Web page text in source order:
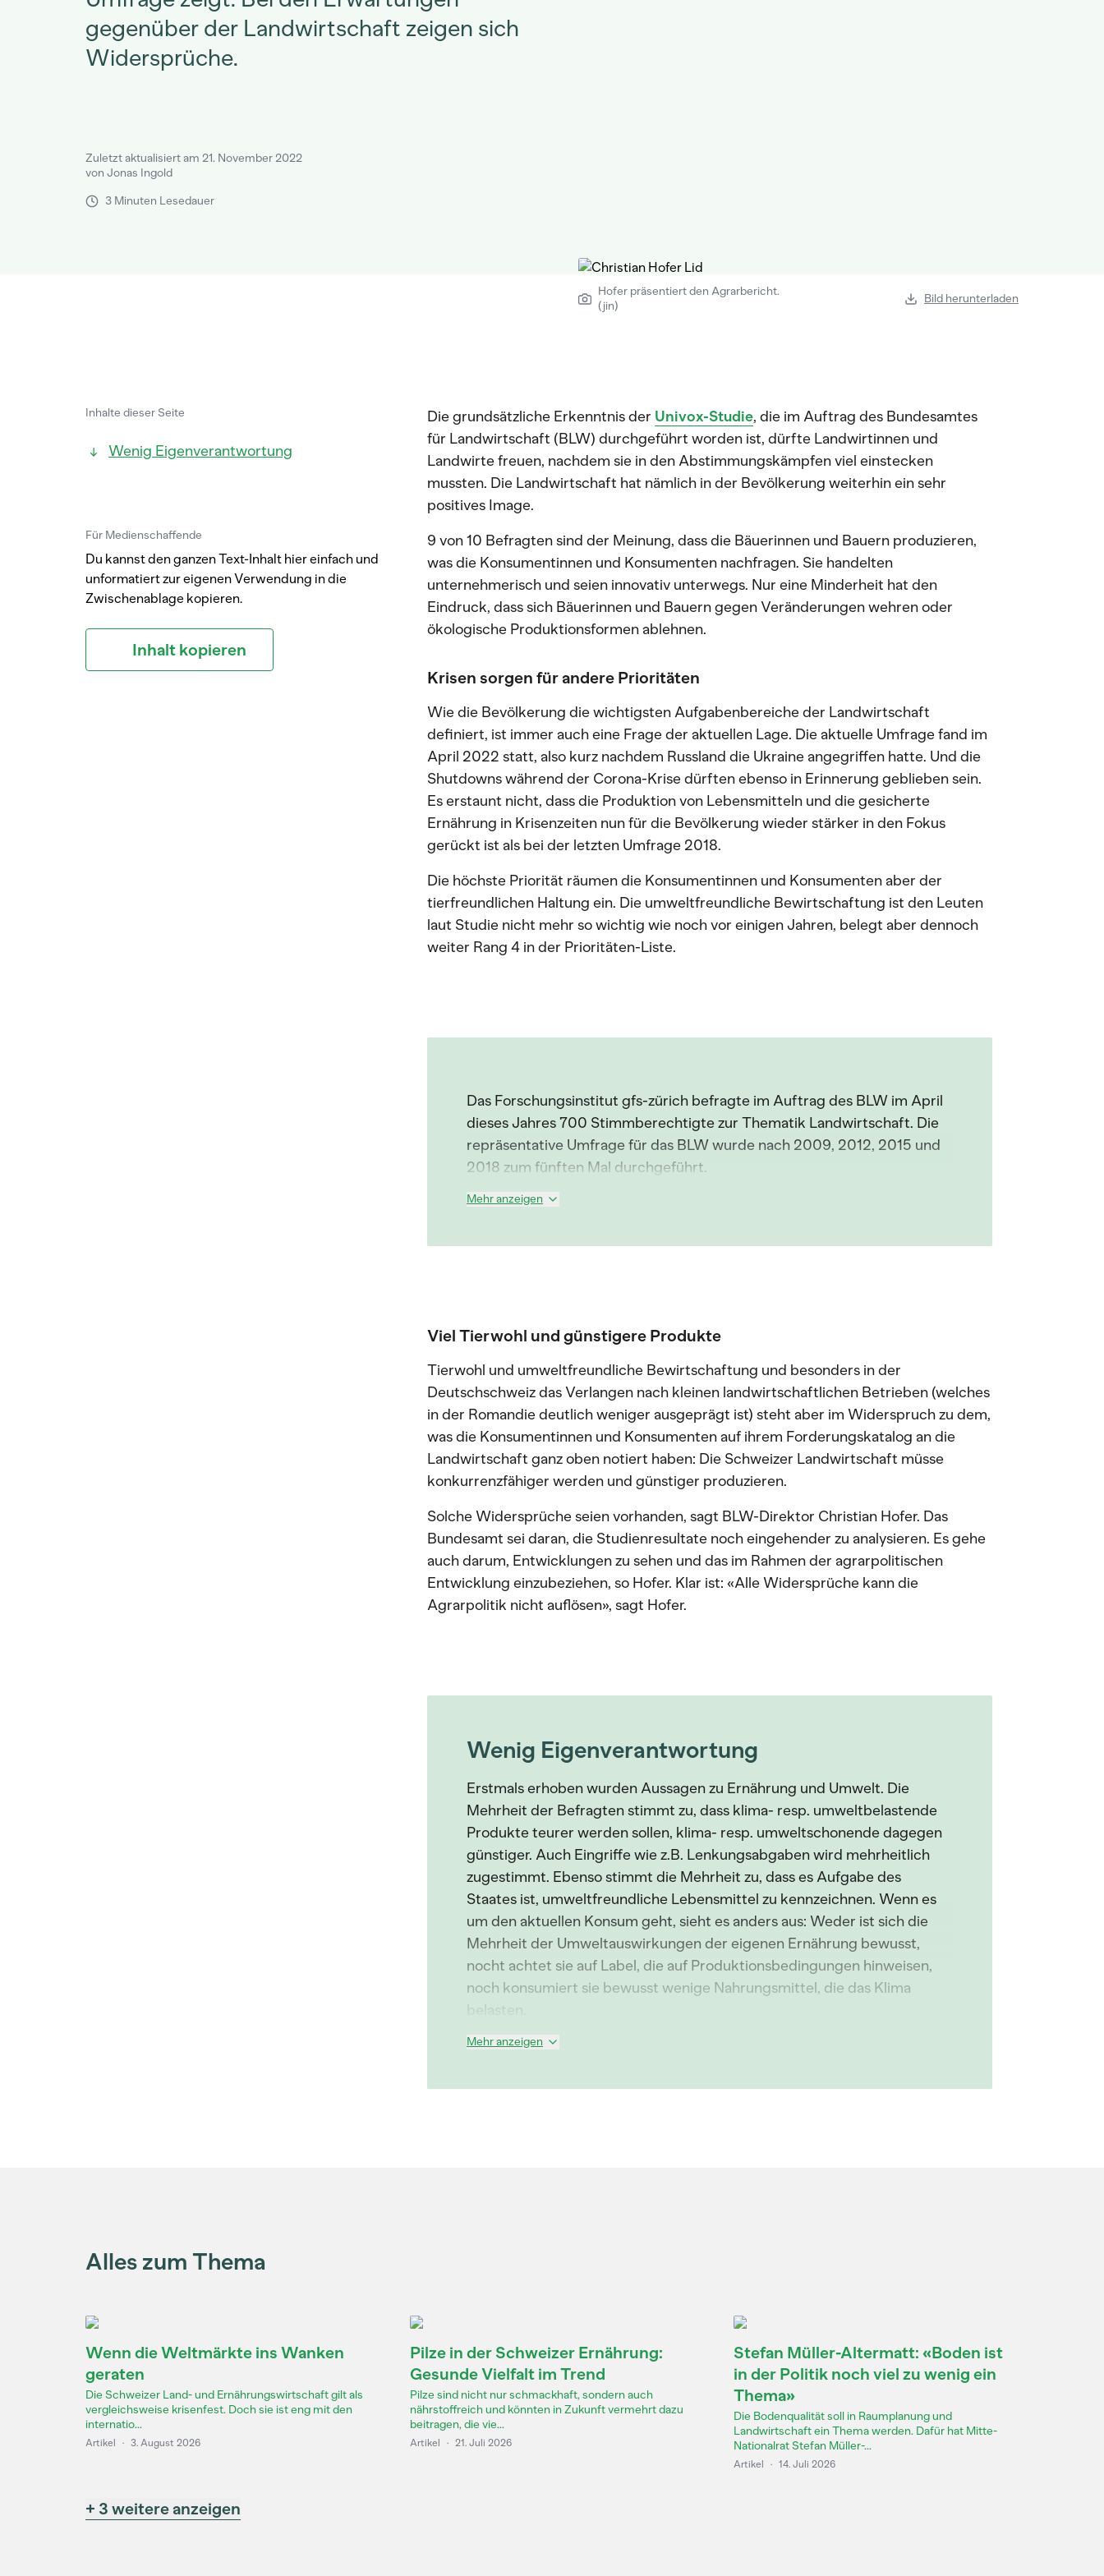
gegenüber der Landwirtschaft zeigen sich
Widersprüche.
Zuletzt aktualisiert am 21. November 2022
von Jonas Ingold
3 Minuten Lesedauer
Hofer präsentiert den Agrarbericht.
(jin)
Bild herunterladen
Inhalte dieser Seite
Wenig Eigenverantwortung
Für Medienschaffende
Du kannst den ganzen Text-Inhalt hier einfach und
unformatiert zur eigenen Verwendung in die
Zwischenablage kopieren.
Inhalt kopieren
Die grundsätzliche Erkenntnis der Univox-Studie, die im Auftrag des Bundesamtes
für Landwirtschaft (BLW) durchgeführt worden ist, dürfte Landwirtinnen und
Landwirte freuen, nachdem sie in den Abstimmungskämpfen viel einstecken
mussten. Die Landwirtschaft hat nämlich in der Bevölkerung weiterhin ein sehr
positives Image.
9 von 10 Befragten sind der Meinung, dass die Bäuerinnen und Bauern produzieren,
was die Konsumentinnen und Konsumenten nachfragen. Sie handelten
unternehmerisch und seien innovativ unterwegs. Nur eine Minderheit hat den
Eindruck, dass sich Bäuerinnen und Bauern gegen Veränderungen wehren oder
ökologische Produktionsformen ablehnen.
Krisen sorgen für andere Prioritäten
Wie die Bevölkerung die wichtigsten Aufgabenbereiche der Landwirtschaft
definiert, ist immer auch eine Frage der aktuellen Lage. Die aktuelle Umfrage fand im
April 2022 statt, also kurz nachdem Russland die Ukraine angegriffen hatte. Und die
Shutdowns während der Corona-Krise dürften ebenso in Erinnerung geblieben sein.
Es erstaunt nicht, dass die Produktion von Lebensmitteln und die gesicherte
Ernährung in Krisenzeiten nun für die Bevölkerung wieder stärker in den Fokus
gerückt ist als bei der letzten Umfrage 2018.
Die höchste Priorität räumen die Konsumentinnen und Konsumenten aber der
tierfreundlichen Haltung ein. Die umweltfreundliche Bewirtschaftung ist den Leuten
laut Studie nicht mehr so wichtig wie noch vor einigen Jahren, belegt aber dennoch
weiter Rang 4 in der Prioritäten-Liste.
Das Forschungsinstitut gfs-zürich befragte im Auftrag des BLW im April
dieses Jahres 700 Stimmberechtigte zur Thematik Landwirtschaft. Die
repräsentative Umfrage für das BLW wurde nach 2009, 2012, 2015 und
2018 zum fünften Mal durchgeführt.
Mehr anzeigen
Viel Tierwohl und günstigere Produkte
Tierwohl und umweltfreundliche Bewirtschaftung und besonders in der
Deutschschweiz das Verlangen nach kleinen landwirtschaftlichen Betrieben (welches
in der Romandie deutlich weniger ausgeprägt ist) steht aber im Widerspruch zu dem,
was die Konsumentinnen und Konsumenten auf ihrem Forderungskatalog an die
Landwirtschaft ganz oben notiert haben: Die Schweizer Landwirtschaft müsse
konkurrenzfähiger werden und günstiger produzieren.
Solche Widersprüche seien vorhanden, sagt BLW-Direktor Christian Hofer. Das
Bundesamt sei daran, die Studienresultate noch eingehender zu analysieren. Es gehe
auch darum, Entwicklungen zu sehen und das im Rahmen der agrarpolitischen
Entwicklung einzubeziehen, so Hofer. Klar ist: «Alle Widersprüche kann die
Agrarpolitik nicht auflösen», sagt Hofer.
Wenig Eigenverantwortung
Erstmals erhoben wurden Aussagen zu Ernährung und Umwelt. Die
Mehrheit der Befragten stimmt zu, dass klima- resp. umweltbelastende
Produkte teurer werden sollen, klima- resp. umweltschonende dagegen
günstiger. Auch Eingriffe wie z.B. Lenkungsabgaben wird mehrheitlich
zugestimmt. Ebenso stimmt die Mehrheit zu, dass es Aufgabe des
Staates ist, umweltfreundliche Lebensmittel zu kennzeichnen. Wenn es
um den aktuellen Konsum geht, sieht es anders aus: Weder ist sich die
Mehrheit der Umweltauswirkungen der eigenen Ernährung bewusst,
nocht achtet sie auf Label, die auf Produktionsbedingungen hinweisen,
noch konsumiert sie bewusst wenige Nahrungsmittel, die das Klima
belasten.
Mehr anzeigen
Alles zum Thema
Wenn die Weltmärkte ins Wanken
geraten
Die Schweizer Land- und Ernährungswirtschaft gilt als
vergleichsweise krisenfest. Doch sie ist eng mit den
internatio...
Artikel · 3. August 2026
Pilze in der Schweizer Ernährung:
Gesunde Vielfalt im Trend
Pilze sind nicht nur schmackhaft, sondern auch
nährstoffreich und könnten in Zukunft vermehrt dazu
beitragen, die vie...
Artikel · 21. Juli 2026
Stefan Müller-Altermatt: «Boden ist
in der Politik noch viel zu wenig ein
Thema»
Die Bodenqualität soll in Raumplanung und
Landwirtschaft ein Thema werden. Dafür hat Mitte-
Nationalrat Stefan Müller-...
Artikel · 14. Juli 2026
+ 3 weitere anzeigen